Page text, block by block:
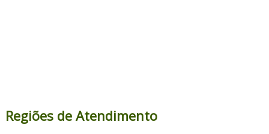
Regiões de Atendimento